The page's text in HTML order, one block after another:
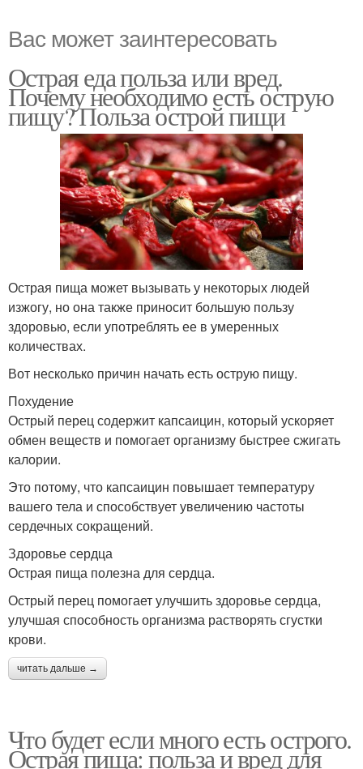
Вас может заинтересовать
Острая еда польза или вред.
Почему необходимо есть острую
пищу? Польза острой пищи
Острая пища может вызывать у некоторых людей
изжогу, но она также приносит большую пользу
здоровью, если употреблять ее в умеренных
количествах.
Вот несколько причин начать есть острую пищу.
Похудение
Острый перец содержит капсаицин, который ускоряет
обмен веществ и помогает организму быстрее сжигать
калории.
Это потому, что капсаицин повышает температуру
вашего тела и способствует увеличению частоты
сердечных сокращений.
Здоровье сердца
Острая пища полезна для сердца.
Острый перец помогает улучшить здоровье сердца,
улучшая способность организма растворять сгустки
крови.
читать дальше →
Что будет если много есть острого.
Острая пища: польза и вред для